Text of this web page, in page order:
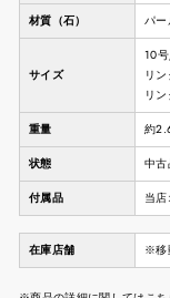
材質（石） パ
サイズ
10
リ
リ
重量 約
状態 中古
付属品 当
在庫店舗 ※移